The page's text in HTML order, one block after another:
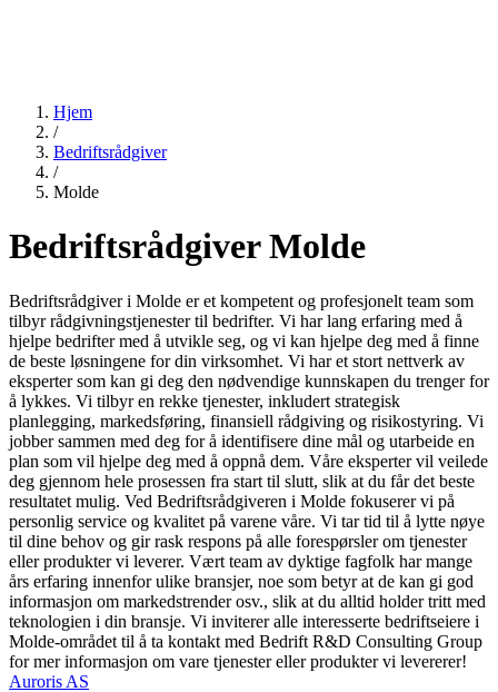
Hjem
/
Bedriftsrådgiver
/
Molde
Bedriftsrådgiver Molde
Bedriftsrådgiver i Molde er et kompetent og profesjonelt team som
tilbyr rådgivningstjenester til bedrifter. Vi har lang erfaring med å
hjelpe bedrifter med å utvikle seg, og vi kan hjelpe deg med å finne
de beste løsningene for din virksomhet. Vi har et stort nettverk av
eksperter som kan gi deg den nødvendige kunnskapen du trenger for
å lykkes. Vi tilbyr en rekke tjenester, inkludert strategisk
planlegging, markedsføring, finansiell rådgiving og risikostyring. Vi
jobber sammen med deg for å identifisere dine mål og utarbeide en
plan som vil hjelpe deg med å oppnå dem. Våre eksperter vil veilede
deg gjennom hele prosessen fra start til slutt, slik at du får det beste
resultatet mulig. Ved Bedriftsrådgiveren i Molde fokuserer vi på
personlig service og kvalitet på varene våre. Vi tar tid til å lytte nøye
til dine behov og gir rask respons på alle forespørsler om tjenester
eller produkter vi leverer. Vært team av dyktige fagfolk har mange
års erfaring innenfor ulike bransjer, noe som betyr at de kan gi god
informasjon om markedstrender osv., slik at du alltid holder tritt med
teknologien i din bransje. Vi inviterer alle interesserte bedriftseiere i
Molde-området til å ta kontakt med Bedrift R&D Consulting Group
for mer informasjon om vare tjenester eller produkter vi levererer!
Auroris AS